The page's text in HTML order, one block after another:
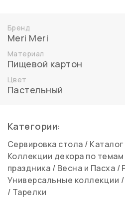
Бренд
Meri Meri
Материал
Пищевой картон
Цвет
Пастельный
Категории:
Сервировка стола / Каталог
Коллекции декора по темам
праздника / Весна и Пасха /
Универсальные коллекции /
/ Тарелки